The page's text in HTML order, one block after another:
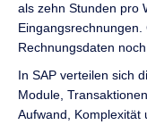
als zehn Stunden pro
Rechnungsdaten
In SAP verteilen sich
Module,
Aufwand, Komplexität